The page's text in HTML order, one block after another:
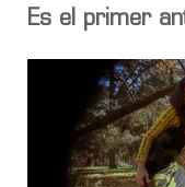
Es el primer